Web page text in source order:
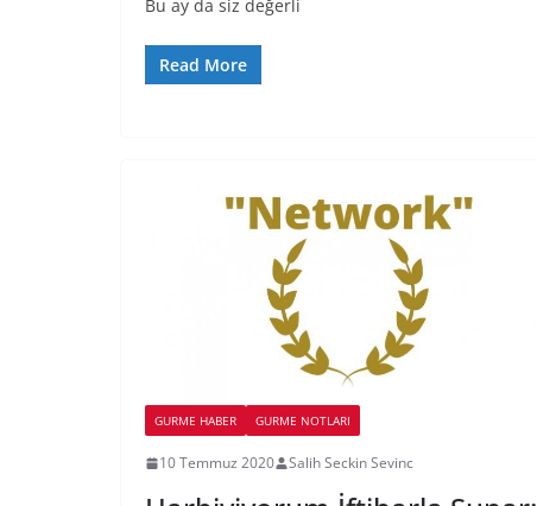
Bu ay da siz değerli
Read More
GURME HABER GURME NOTLARI
10 Temmuz 2020 Salih Seckin Sevinc